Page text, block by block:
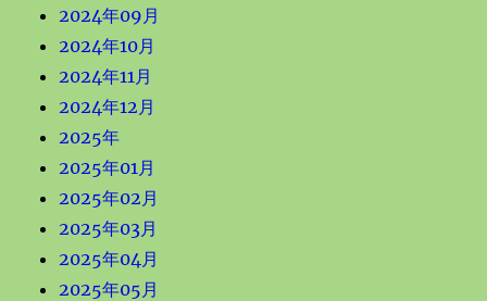
2024年09月
2024年10月
2024年11月
2024年12月
2025年
2025年01月
2025年02月
2025年03月
2025年04月
2025年05月